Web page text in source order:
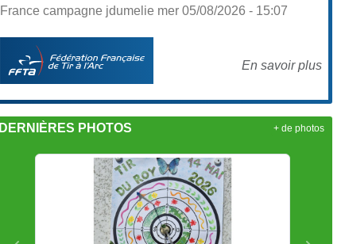
France campagne jdumelie mer 05/08/2026 - 15:07
En savoir plus
DERNIÈRES PHOTOS + de photos